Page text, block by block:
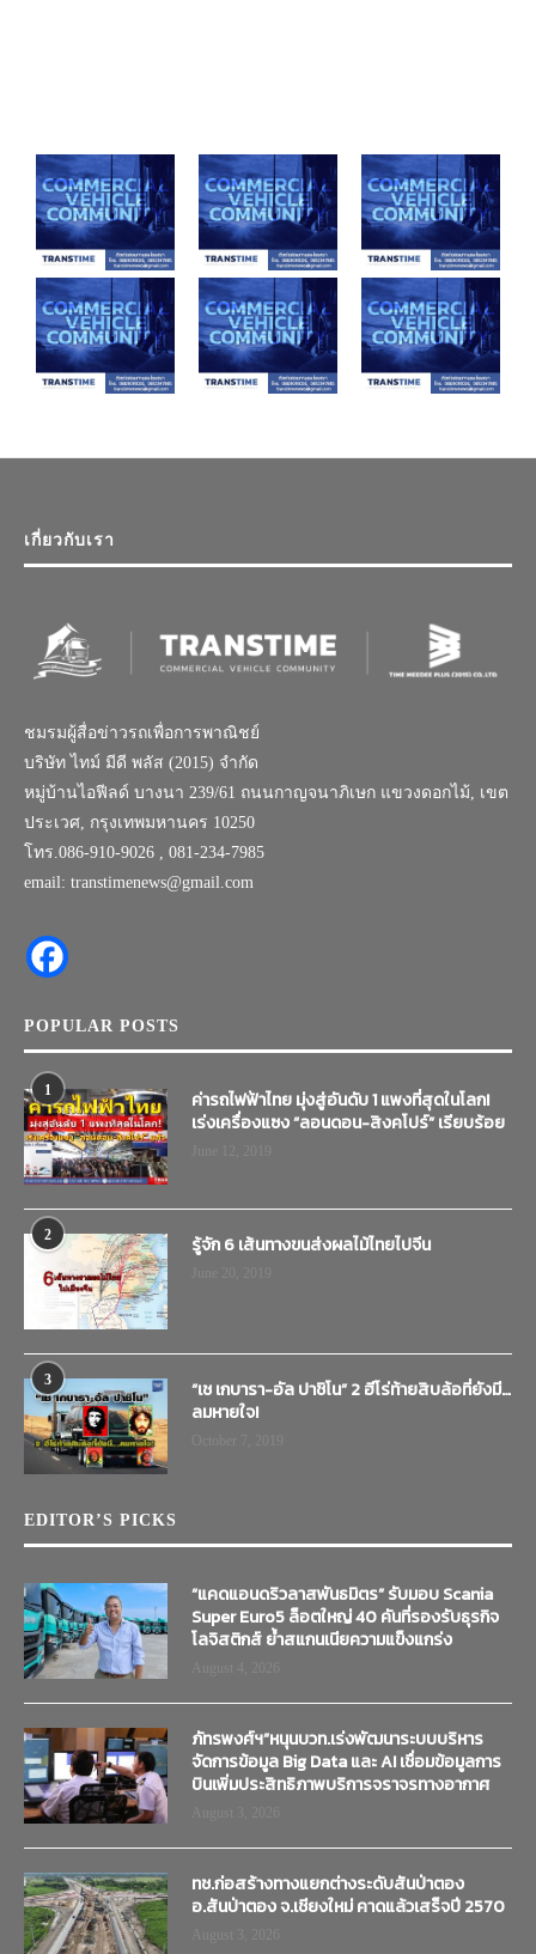
เกี่ยวกับเรา
ชมรมผู้สื่อข่าวรถเพื่อการพาณิชย์
บริษัท ไทม์ มีดี พลัส (2015) จำกัด
หมู่บ้านไอฟีลด์ บางนา 239/61 ถนนกาญจนาภิเษก แขวงดอกไม้, เขต
ประเวศ, กรุงเทพมหานคร 10250
โทร.086-910-9026 , 081-234-7985
email: transtimenews@gmail.com
POPULAR POSTS
1
ค่ารถไฟฟ้าไทย มุ่งสู่อันดับ 1 แพงที่สุดในโลก!
เร่งเครื่องแซง “ลอนดอน-สิงคโปร์” เรียบร้อย
2 รู้จัก 6 เส้นทางขนส่งผลไม้ไทยไปจีน
3
“เช เกบารา-อัล ปาชิโน” 2 ฮีโร่ท้ายสิบล้อที่ยังมี…
ลมหายใจ!
EDITOR’S PICKS
“แคดแอนดริวลาสพันธมิตร” รับมอบ Scania
Super Euro5 ล็อตใหญ่ 40 คันที่รองรับธุรกิจ
โลจิสติกส์ ย้ำสแกนเนียความแข็งแกร่ง
ภัทรพงศ์ฯ”หนุนบวท.เร่งพัฒนาระบบบริหาร
จัดการข้อมูล Big Data และ AI เชื่อมข้อมูลการ
บินเพิ่มประสิทธิภาพบริการจราจรทางอากาศ
ทช.ก่อสร้างทางแยกต่างระดับสันป่าตอง
อ.สันป่าตอง จ.เชียงใหม่ คาดแล้วเสร็จปี 2570